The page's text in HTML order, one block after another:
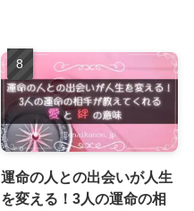
運命の人との出会いが人生
を変える！3人の運命の相